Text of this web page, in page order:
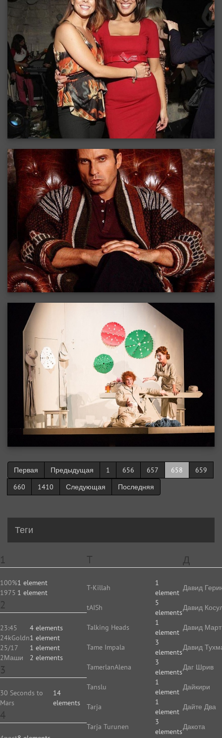
Первая Предыдущая 1 656 657 658
659
660
1410 Следующая Последняя
Теги
1
100%1 element
1975 1 element
2
23:45
4 elements
24kGoldn1 element
25/17
1 element
2Маши
2 elements
3
30 Seconds to
Mars
14
elements
4
T
T-Killah
1
element
tAISh
5
elements
Talking Heads
1
element
Tame Impala
3
elements
TamerlanAlena
3
elements
Tanslu
1
element
Tarja
1
element
Tarja Turunen
3
elements
Д
Давид
Давид
Давид
Давид
Даг Шрив
Дайкири
Дайте Два
Дакота